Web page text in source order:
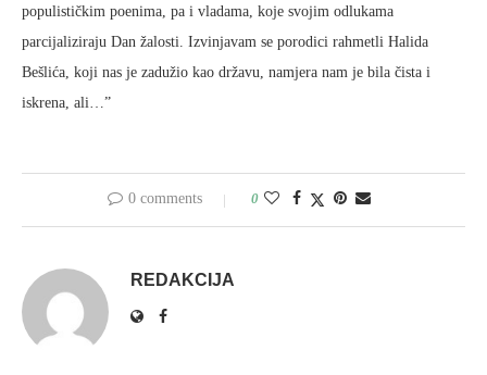
populističkim poenima, pa i vladama, koje svojim odlukama
parcijaliziraju Dan žalosti. Izvinjavam se porodici rahmetli Halida
Bešlića, koji nas je zadužio kao državu, namjera nam je bila čista i
iskrena, ali…”
0 comments 0
REDAKCIJA